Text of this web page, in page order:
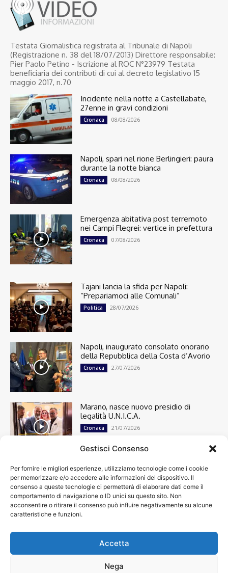
Gestisci Consenso
Per fornire le migliori esperienze, utilizziamo tecnologie come i cookie
per memorizzare e/o accedere alle informazioni del dispositivo. Il
consenso a queste tecnologie ci permetterà di elaborare dati come il
comportamento di navigazione o ID unici su questo sito. Non
acconsentire o ritirare il consenso può influire negativamente su alcune
caratteristiche e funzioni.
Accetta
Nega
Testata Giornalistica registrata al Tribunale di Napoli
(Registrazione n. 38 del 18/07/2013) Direttore responsabile:
Pier Paolo Petino - Iscrizione al ROC N°23979 Testata
beneficiaria dei contributi di cui al decreto legislativo 15
maggio 2017, n.70
Incidente nella notte a Castellabate,
27enne in gravi condizioni
Cronaca 08/08/2026
Napoli, spari nel rione Berlingieri: paura
durante la notte bianca
Cronaca 08/08/2026
Emergenza abitativa post terremoto
nei Campi Flegrei: vertice in prefettura
Cronaca 07/08/2026
Tajani lancia la sfida per Napoli:
“Prepariamoci alle Comunali”
Politica 28/07/2026
Napoli, inaugurato consolato onorario
della Repubblica della Costa d’Avorio
Cronaca 27/07/2026
Marano, nasce nuovo presidio di
legalità U.N.I.C.A.
Cronaca 21/07/2026
Cronaca
13501
Attualità
7304
top
News
4209
Cultura
Spettacoli